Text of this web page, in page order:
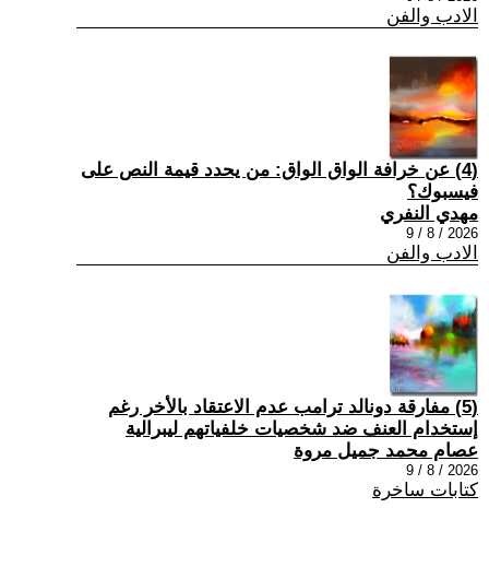
الادب والفن
(4) عن خرافة الواق الواق: من يحدد قيمة النص على
فيسبوك؟
مهدي النفري
2026 / 8 / 9
الادب والفن
(5) مفارقة دونالد ترامب عدم الاعتقاد بالأخر رغم
إستخدام العنف ضد شخصيات خلفياتهم ليبرالية
عصام محمد جميل مروة
2026 / 8 / 9
كتابات ساخرة